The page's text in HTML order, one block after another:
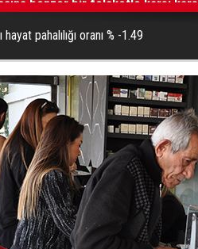
hayat pahalılığı oranı % -1.49